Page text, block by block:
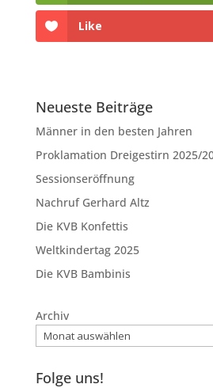
Like
Neueste Beiträge
Männer in den besten Jahren
Proklamation Dreigestirn 2025/
Sessionseröffnung
Nachruf Gerhard Altz
Die KVB Konfettis
Weltkindertag 2025
Die KVB Bambinis
Archiv
Folge uns!